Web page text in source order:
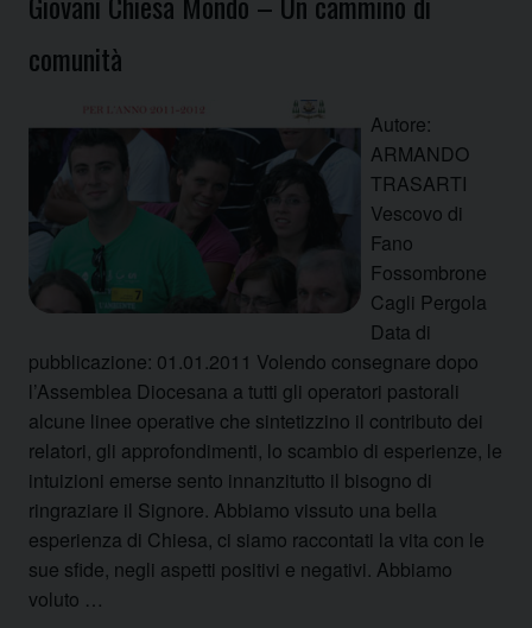
comunità
Autore:
ARMANDO
TRASARTI
Vescovo di
Fano
Fossombrone
Cagli Pergola
Data di
pubblicazione: 01.01.2011 Volendo consegnare dopo
l’Assemblea Diocesana a tutti gli operatori pastorali
alcune linee operative che sintetizzino il contributo dei
relatori, gli approfondimenti, lo scambio di esperienze, le
intuizioni emerse sento innanzitutto il bisogno di
ringraziare il Signore. Abbiamo vissuto una bella
esperienza di Chiesa, ci siamo raccontati la vita con le
sue sfide, negli aspetti positivi e negativi. Abbiamo
voluto …